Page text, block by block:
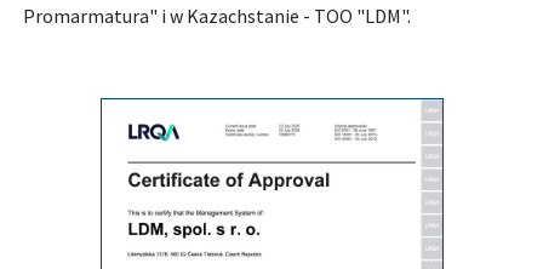
Promarmatura" i w Kazachstanie - TOO "LDM".